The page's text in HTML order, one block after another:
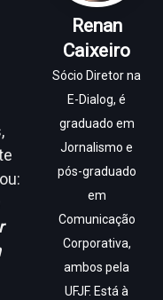
Renan
Caixeiro
Sócio Diretor na
E-Dialog, é
graduado em
Jornalismo e
pós-graduado
em
Comunicação
Corporativa,
ambos pela
UFJF. Está à